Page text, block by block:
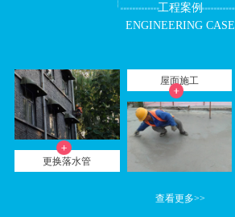
工程案例
ENGINEERING CASE
更换落水管
屋面施工
查看更多>>